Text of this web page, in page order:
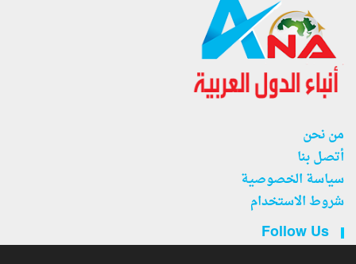
من نحن
أتصل بنا
سياسة الخصوصية
شروط الاستخدام
Follow Us